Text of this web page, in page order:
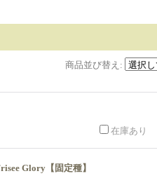
商品並び替え :
在庫あり
Glory【固定種】